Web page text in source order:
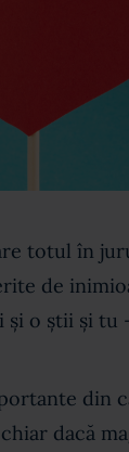
totul în
de
și o știi și
din
dacă